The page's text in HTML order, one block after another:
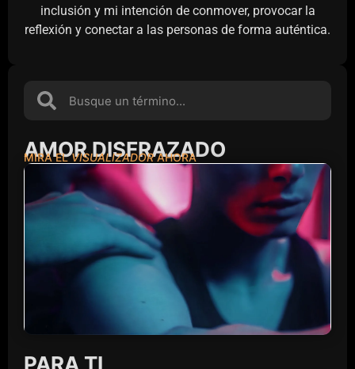
inclusión y mi intención de conmover, provocar la
reflexión y conectar a las personas de forma auténtica.
AMOR DISFRAZADO
MIRA ELVISUALIZADORAHORA
PARA TI